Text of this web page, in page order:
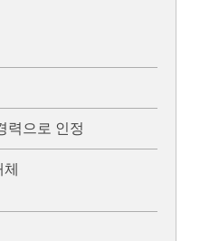
력으로 인정